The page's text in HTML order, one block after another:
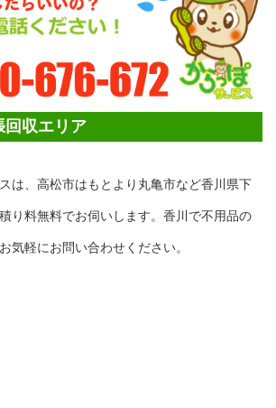
回収エリア
は、高松市はもとより丸亀市など香川県下
り料無料でお伺いします。香川で不用品の
気軽にお問い合わせください。